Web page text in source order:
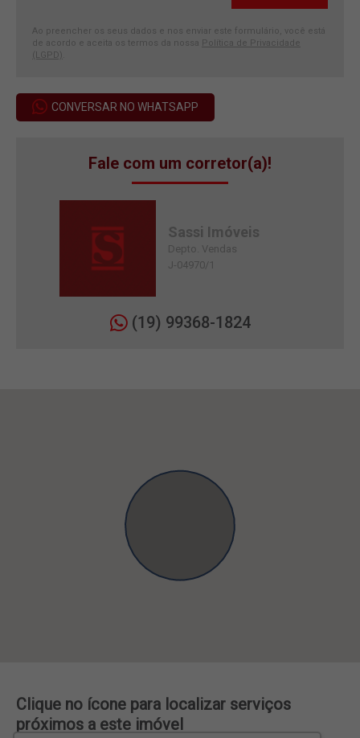
Ao preencher os seus dados e nos enviar este formulário, você está
de acordo e aceita os termos da nossa Política de Privacidade
(LGPD)
CONVERSAR NO WHATSAPP
Fale com um corretor(a)!
Sassi Imóveis
Depto. Vendas
J-04970/1
(19) 99368-1824